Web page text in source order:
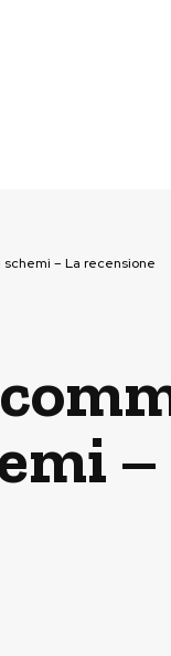
– La recensione
–